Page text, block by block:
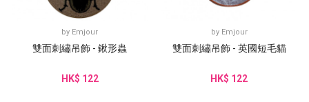
by Emjour
雙面刺繡吊飾 - 鍬形蟲
HK$ 122
by Emjour
雙面刺繡吊飾 - 英國短毛貓
HK$ 122